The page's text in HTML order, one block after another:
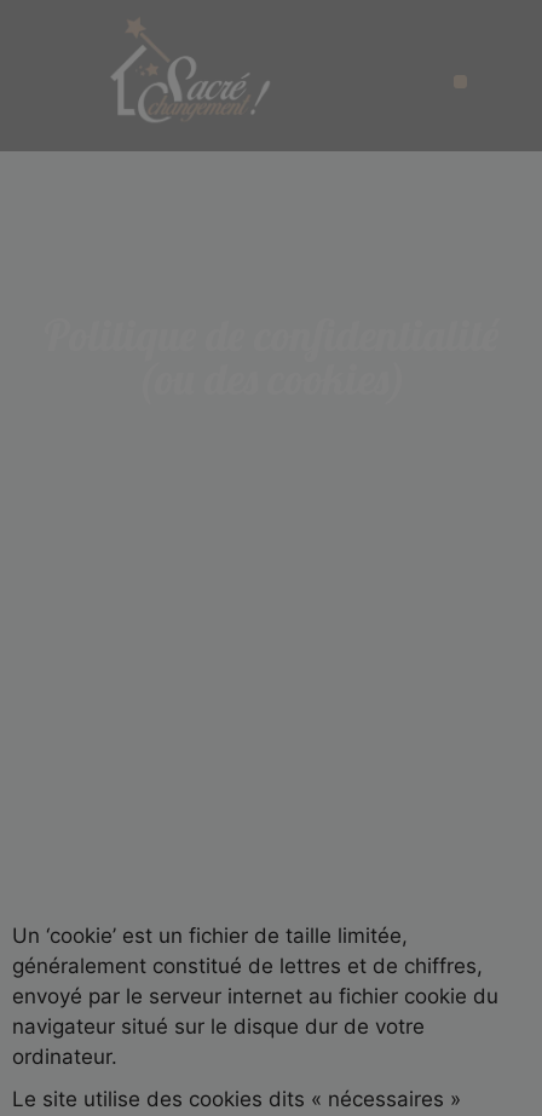
Un ‘cookie’ est un fichier de taille limitée,
généralement constitué de lettres et de chiffres,
envoyé par le serveur internet au fichier cookie du
navigateur situé sur le disque dur de votre
ordinateur.
Le site utilise des cookies dits « nécessaires »